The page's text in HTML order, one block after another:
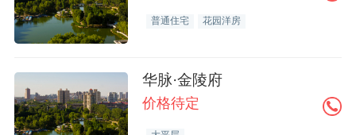
普通住宅 花园洋房
华脉·金陵府
价格待定